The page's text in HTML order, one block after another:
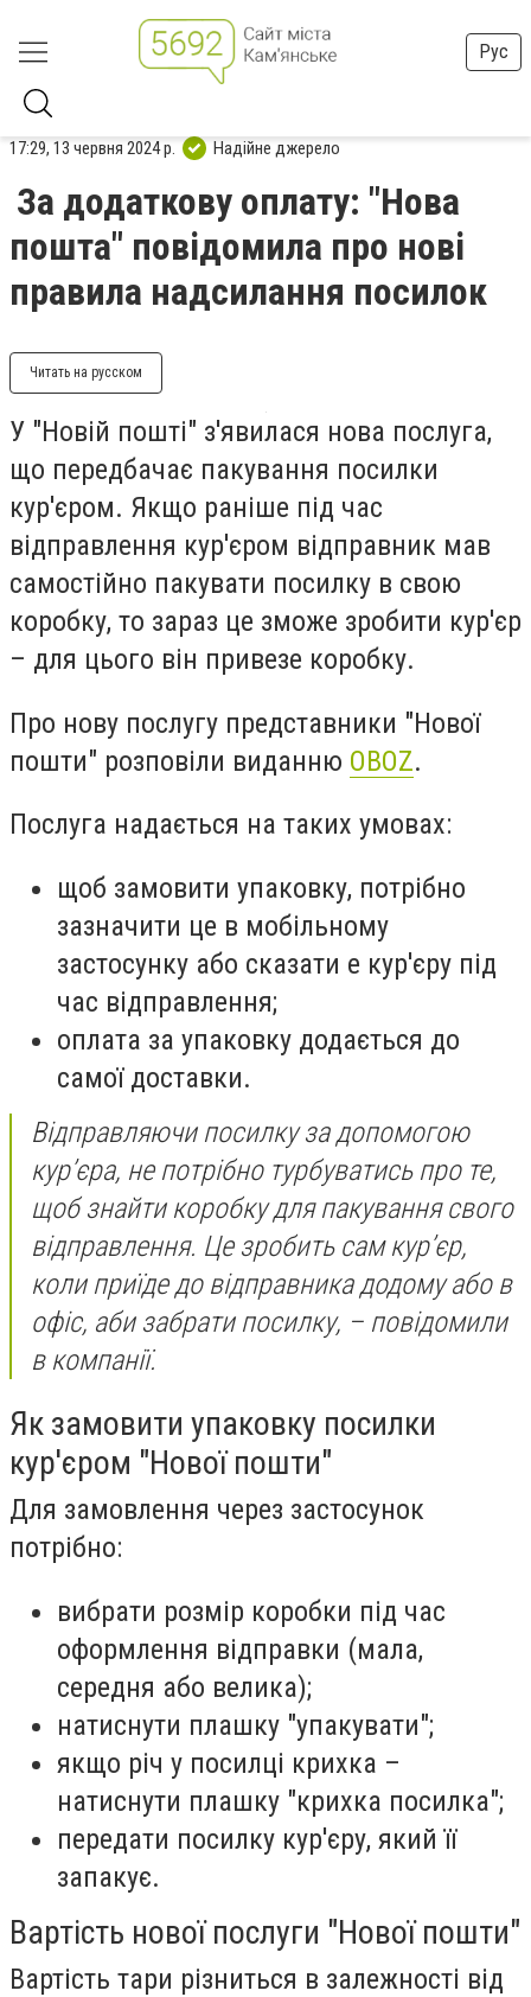
Рус
17:29, 13 червня 2024 р. Надійне джерело
За додаткову оплату: "Нова
пошта" повідомила про нові
правила надсилання посилок
Читать на русском
У "Новій пошті" з'явилася нова послуга,
що передбачає пакування посилки
кур'єром. Якщо раніше під час
відправлення кур'єром відправник мав
самостійно пакувати посилку в свою
коробку, то зараз це зможе зробити кур'єр
– для цього він привезе коробку.
Про нову послугу представники "Нової
пошти" розповіли виданню OBOZ.
Послуга надається на таких умовах:
щоб замовити упаковку, потрібно
зазначити це в мобільному
застосунку або сказати е кур'єру під
час відправлення;
оплата за упаковку додається до
самої доставки.
Відправляючи посилку за допомогою
кур’єра, не потрібно турбуватись про те,
щоб знайти коробку для пакування свого
відправлення. Це зробить сам кур’єр,
коли приїде до відправника додому або в
офіс, аби забрати посилку, – повідомили
в компанії.
Як замовити упаковку посилки
кур'єром "Нової пошти"
Для замовлення через застосунок
потрібно:
вибрати розмір коробки під час
оформлення відправки (мала,
середня або велика);
натиснути плашку "упакувати";
якщо річ у посилці крихка –
натиснути плашку "крихка посилка";
передати посилку кур'єру, який її
запакує.
Вартість нової послуги "Нової пошти"
Вартість тари різниться в залежності від